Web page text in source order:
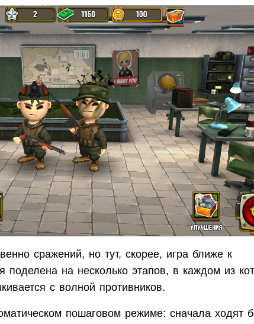
сражений, но тут, скорее, игра ближе к
поделена на несколько этапов, в каждом из
с волной противников.
пошаговом режиме: сначала ходят